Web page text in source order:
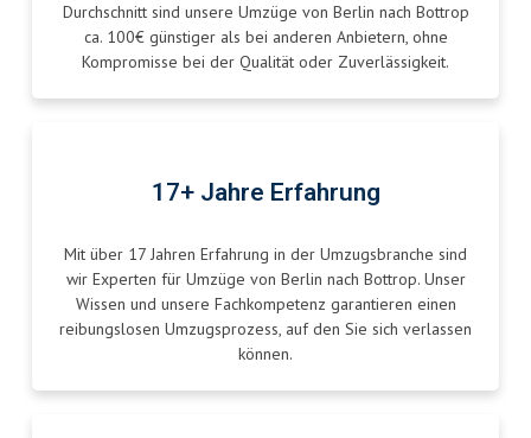
Durchschnitt sind unsere Umzüge von Berlin nach Bottrop
ca. 100€ günstiger als bei anderen Anbietern, ohne
Kompromisse bei der Qualität oder Zuverlässigkeit.
17+ Jahre Erfahrung
Mit über 17 Jahren Erfahrung in der Umzugsbranche sind
wir Experten für Umzüge von Berlin nach Bottrop. Unser
Wissen und unsere Fachkompetenz garantieren einen
reibungslosen Umzugsprozess, auf den Sie sich verlassen
können.